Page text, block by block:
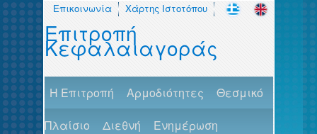
Επικοινωνία Χάρτης Ιστοτόπου
Επιτροπή
Κεφαλαιαγοράς
H Επιτροπή Αρμοδιότητες
Θεσμικό
Πλαίσιο
Διεθνή
Ενημέρωση